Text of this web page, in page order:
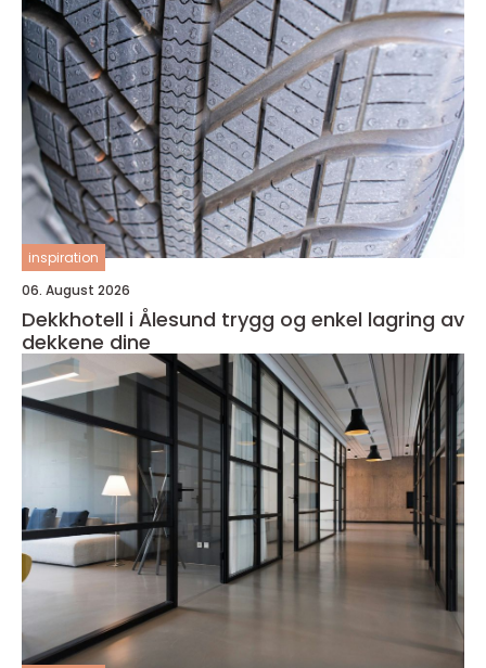
inspiration
06. August 2026
Dekkhotell i Ålesund trygg og enkel lagring av
dekkene dine